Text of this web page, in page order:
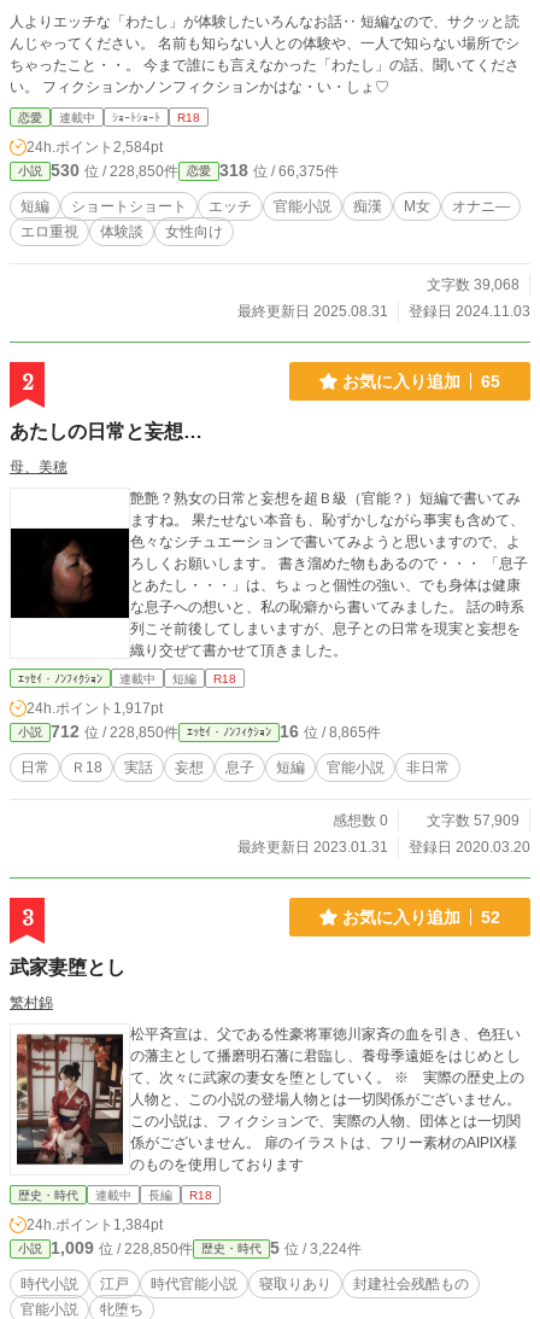
人よりエッチな「わたし」が体験したいろんなお話‥ 短編なので、サクッと読
んじゃってください。 名前も知らない人との体験や、一人で知らない場所でシ
ちゃったこと・・。 今まで誰にも言えなかった「わたし」の話、聞いてくださ
い。 フィクションかノンフィクションかはな・い・しょ♡
恋愛 連載中 ｼｮｰﾄｼｮｰﾄ R18
24h.ポイント 2,584pt
小説 530 位 / 228,850件 恋愛 318 位 / 66,375件
短編 ショートショート エッチ 官能小説 痴漢 M女
オナニ―
エロ重視
体験談 女性向け
文字数 39,068
最終更新日 2025.08.31
登録日 2024.11.03
2 お気に入り追加 65
あたしの日常と妄想…
母、美穂
艶艶？熟女の日常と妄想を超Ｂ級（官能？）短編で書いてみ
ますね。 果たせない本音も、恥ずかしながら事実も含めて、
色々なシチュエーションで書いてみようと思いますので、よ
ろしくお願いします。 書き溜めた物もあるので・・・ 「息子
とあたし・・・」は、ちょっと個性の強い、でも身体は健康
な息子への想いと、私の恥癖から書いてみました。 話の時系
列こそ前後してしまいますが、息子との日常を現実と妄想を
織り交ぜて書かせて頂きました。
ｴｯｾｲ・ﾉﾝﾌｨｸｼｮﾝ 連載中 短編 R18
24h.ポイント 1,917pt
小説 712 位 / 228,850件 ｴｯｾｲ・ﾉﾝﾌｨｸｼｮﾝ 16 位 / 8,865件
日常 Ｒ18 実話 妄想 息子 短編 官能小説 非日常
感想数 0
文字数 57,909
最終更新日 2023.01.31
登録日 2020.03.20
3 お気に入り追加 52
武家妻堕とし
繁村錦
松平斉宣は、父である性豪将軍徳川家斉の血を引き、色狂い
の藩主として播磨明石藩に君臨し、養母季遠姫をはじめとし
て、次々に武家の妻女を堕としていく。 ※ 実際の歴史上の
人物と、この小説の登場人物とは一切関係がございません。
この小説は、フィクションで、実際の人物、団体とは一切関
係がございません。 扉のイラストは、フリー素材のAIPIX様
のものを使用しております
歴史・時代 連載中 長編 R18
24h.ポイント 1,384pt
小説 1,009 位 / 228,850件 歴史・時代 5 位 / 3,224件
時代小説 江戸 時代官能小説 寝取りあり
封建社会残酷もの
官能小説
牝堕ち